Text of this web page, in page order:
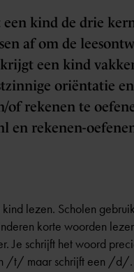
kind de drie
af om de
een kind
oriëntatie
of rekenen te
en rekenen-
lezen. Scholen
korte woorden
Je schrijft het woord
/t/ maar schrijft een /d/.